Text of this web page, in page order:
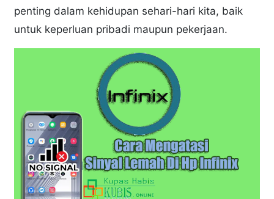
penting dalam kehidupan sehari-hari kita, baik
untuk keperluan pribadi maupun pekerjaan.